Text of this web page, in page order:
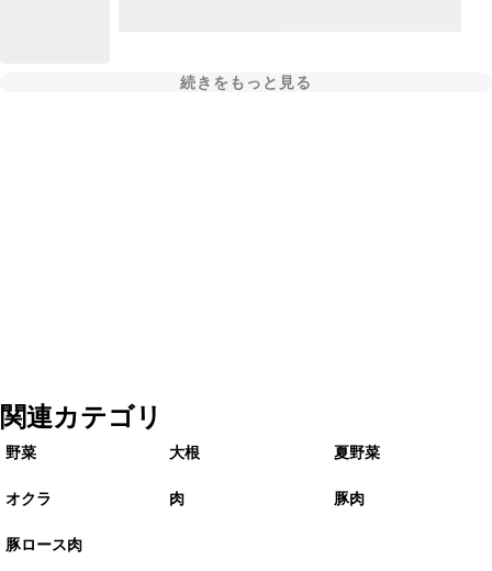
続きをもっと見る
関連カテゴリ
野菜 大根 夏野菜
オクラ 肉 豚肉
豚ロース肉